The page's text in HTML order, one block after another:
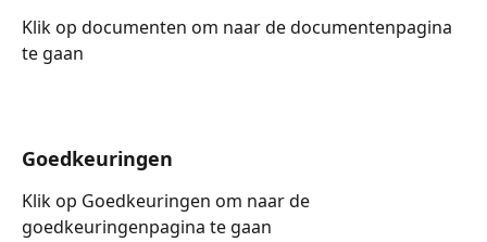
Klik op documenten om naar de documentenpagina
te gaan
Goedkeuringen
Klik op Goedkeuringen om naar de
goedkeuringenpagina te gaan